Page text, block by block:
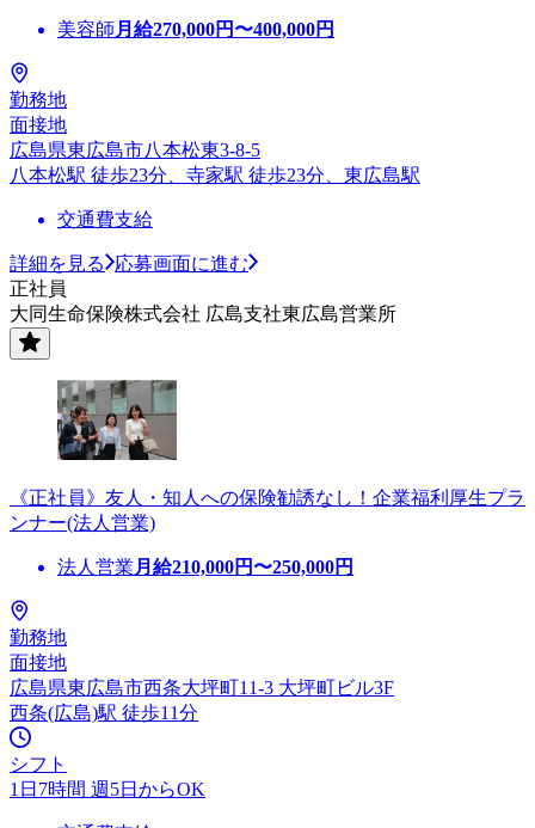
美容師 月給270,000円〜400,000円
勤務地
面接地
広島県東広島市八本松東3-8-5
八本松駅 徒歩23分、寺家駅 徒歩23分、東広島駅
交通費支給
詳細を見る
応募画面に進む
正社員
大同生命保険株式会社 広島支社東広島営業所
《正社員》友人・知人への保険勧誘なし！企業福利厚生プラ
ンナー(法人営業)
法人営業 月給210,000円〜250,000円
勤務地
面接地
広島県東広島市西条大坪町11-3 大坪町ビル3F
西条(広島)駅 徒歩11分
シフト
1日7時間 週5日からOK